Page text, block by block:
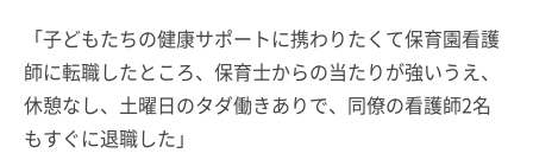
「子どもたちの健康サポートに携わりたくて保育園看護
師に転職したところ、保育士からの当たりが強いうえ、
休憩なし、土曜日のタダ働きありで、同僚の看護師2名
もすぐに退職した」